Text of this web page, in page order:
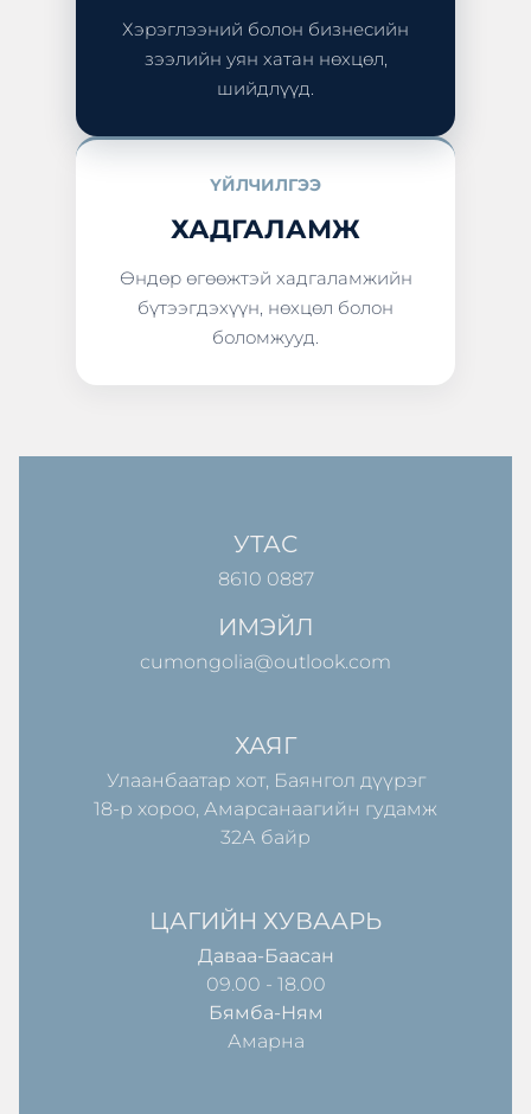
Хэрэглээний болон бизнесийн
зээлийн уян хатан нөхцөл,
шийдлүүд.
ҮЙЛЧИЛГЭЭ
ХАДГАЛАМЖ
Өндөр өгөөжтэй хадгаламжийн
бүтээгдэхүүн, нөхцөл болон
боломжууд.
УТАС
8610 0887
ИМЭЙЛ
cumongolia@outlook.com
ХАЯГ
Улаанбаатар хот, Баянгол дүүрэг
18-р хороо, Амарсанаагийн гудамж
32А байр
ЦАГИЙН ХУВААРЬ
Даваа-Баасан
09.00 - 18.00
Бямба-Ням
Амарна